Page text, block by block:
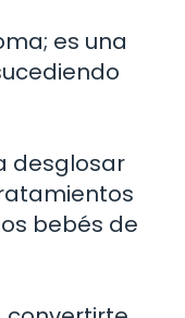
es una
desglosar
bebés de